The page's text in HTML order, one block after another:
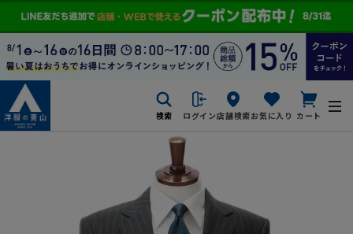
検索 ログイン店舗検索お気に入り カート